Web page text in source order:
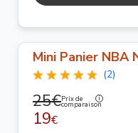
Mini Panier NBA
(2)
25€Prix de
comparaison
19€